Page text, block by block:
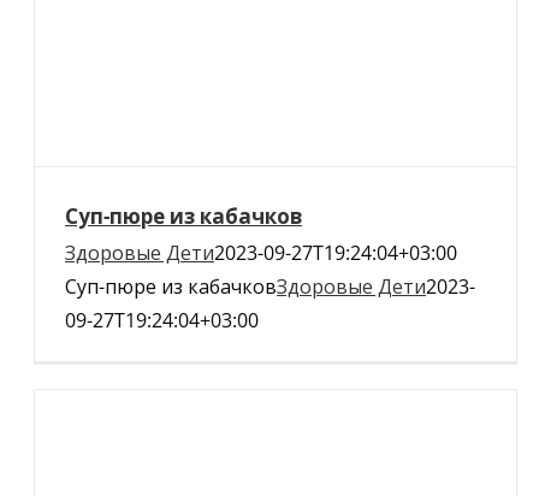
Суп-пюре из кабачков
Здоровые Дети2023-09-27T19:24:04+03:00
Суп-пюре из кабачковЗдоровые Дети2023-
09-27T19:24:04+03:00